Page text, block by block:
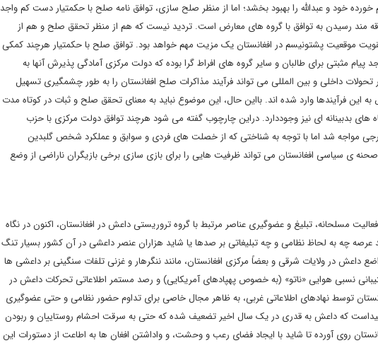
خود و عبدالله را بهبود بخشد؛ اما از منظر صلح سازی، توافق نامه صلح با حکمتیار دست کم واجد
رسیدن به توافق با گروه های معارض است. تردید نیست که هم از منظر تحقق صلح و هم از
موقعیت پشتونیسم در افغانستان یک مزیت مهم خواهد بود. توافق صلح با حکمتیار هرچند کمکی
پیام مثبتی برای طالبان و سایر گروه های افراط گرا بوده که دولت مرکزی آمادگی پذیرش آنها به
تحولات داخلی و بین المللی می تواند فرآیند مذاکرات صلح افغانستان را به طور چشمگیری تسهیل
این فرآیندها وارد شده اند. بااین حال، این موضوع نباید به معنای تحقق صلح و ثبات در کوتاه مدت
های بدبینانه ای نیز وجوددارد. دراین چارچوب گفته می شود هرچند توافق دولت مرکزی با حزب
مواجه شد اما با توجه به شناختی که از خصلت های فردی و سوابق و عملکرد شخص گلبدین
ی سیاسی افغانستان می تواند ظرفیت هایی را برای بازی سازی برخی بازیگران ناراضی از وضع
مسلحانه، تبلیغ و عضوگیری عناصر مرتبط با گروه تروریستی داعش در افغانستان، اکنون در نگاه
چه به لحاظ نظامی و چه تبلیغاتی بر صدها یا شاید هزاران عنصر داعشی در آن کشور بسیار تنگ
در ولایات شرقی و بعضاً مرکزی افغانستان، مانند ننگرهار و غزنی تلفات سنگینی بر داعشی ها
نسبی هوایی «ناتو» (به خصوص پهپادهای آمریکایی) و رصد مستمر اطلاعاتی تحرکات داعش در
توسط نهادهای اطلاعاتی غربی، به ظاهر مجال خاصی برای تداوم حضور نظامی و حتی عضوگیری
که داعش به قدری در یک سال اخیر تضعیف شده که حتی به سرقت احشام روستاییان و ربودن
روی آورده تا شاید با ایجاد فضای رعب و وحشت، و واداشتن افغان ها به اطاعت از دستورات این